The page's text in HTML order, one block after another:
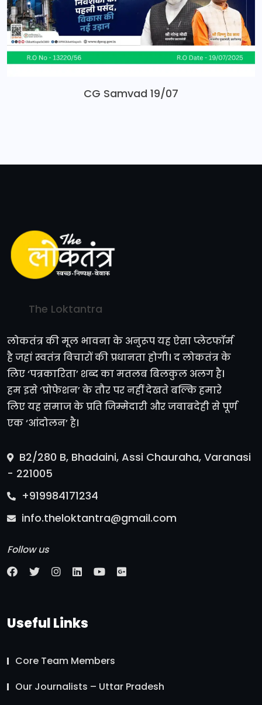
CG Samvad 19/07
The Loktantra
लोकतंत्र की मूल भावना के अनुरूप यह ऐसा प्लेटफॉर्म
है जहां स्वतंत्र विचारों की प्रधानता होगी। द लोकतंत्र के
लिए ‘पत्रकारिता’ शब्द का मतलब बिलकुल अलग है।
हम इसे ‘प्रोफेशन’ के तौर पर नहीं देखते बल्कि हमारे
लिए यह समाज के प्रति जिम्मेदारी और जवाबदेही से पूर्ण
एक ‘आंदोलन’ है।
B2/280 B, Bhadaini, Assi Chauraha, Varanasi
- 221005
+919984171234
info.theloktantra@gmail.com
Follow us
Useful Links
Core Team Members
Our Journalists – Uttar Pradesh